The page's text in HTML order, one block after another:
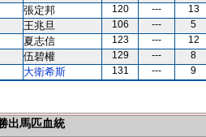
張定邦 120 --- 13
王兆旦 106 --- 5
夏志信 123 --- 12
伍碧權 129 --- 8
大衛希斯 131 --- 9
出馬匹血統